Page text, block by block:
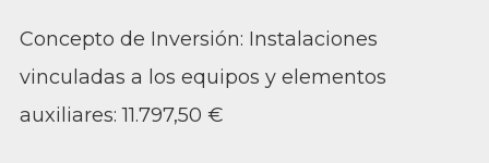
Concepto de Inversión: Instalaciones
vinculadas a los equipos y elementos
auxiliares: 11.797,50 €